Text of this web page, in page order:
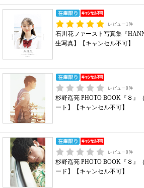
レビュー1件
石川花ファースト写真集『
生写真】【キャンセル不可】
レビュー0件
杉野遥亮 PHOTO BOOK『８』
ート】【キャンセル不可】
レビュー0件
杉野遥亮 PHOTO BOOK『８』
ード】【キャンセル不可】